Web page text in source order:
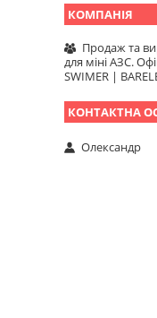
Продаж та
для міні АЗС.
SWIMER |
Олександр